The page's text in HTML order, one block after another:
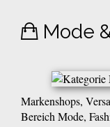
Mode
Markenshops,
Bereich Mode,